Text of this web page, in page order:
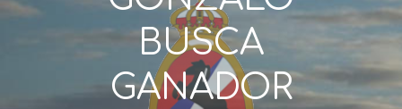
BUSCA
GANADOR